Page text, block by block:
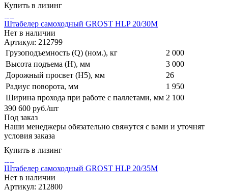
Купить в лизинг
Штабелер самоходный GROST HLP 20/30M
Нет в наличии
Артикул: 212799
Грузоподъемность (Q) (ном.), кг
2 000
Высота подъема (H), мм
3 000
Дорожный просвет (H5), мм
26
Радиус поворота, мм
1 950
Ширина прохода при работе с паллетами, мм 2 100
390 600 руб./шт
Под заказ
Наши менеджеры обязательно свяжутся с вами и уточнят
условия заказа
Купить в лизинг
Штабелер самоходный GROST HLP 20/35M
Нет в наличии
Артикул: 212800